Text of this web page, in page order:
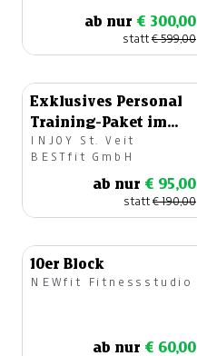
ab nur € 300,00
statt€ 599,00
Exklusives Personal
Training-Paket im
Wert von 190 Euro
INJOY St. Veit
BESTfit GmbH
ab nur € 95,00
statt€ 190,00
10er Block
NEWfit Fitnessstudio
ab nur € 60,00